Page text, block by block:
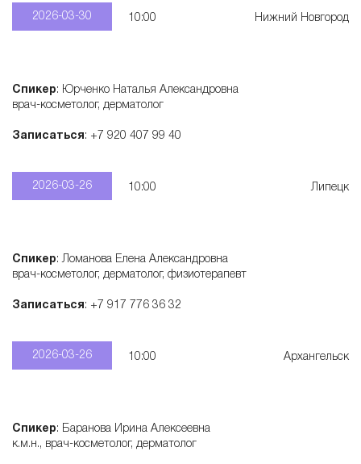
2026-03-30 10:00 Нижний Новгород
Спикер: Юрченко Наталья Александровна
врач-косметолог, дерматолог
Записаться: +7 920 407 99 40
2026-03-26 10:00 Липецк
Спикер: Ломанова Елена Александровна
врач-косметолог, дерматолог, физиотерапевт
Записаться: +7 917 776 36 32
2026-03-26 10:00 Архангельск
Спикер: Баранова Ирина Алексеевна
к.м.н., врач-косметолог, дерматолог